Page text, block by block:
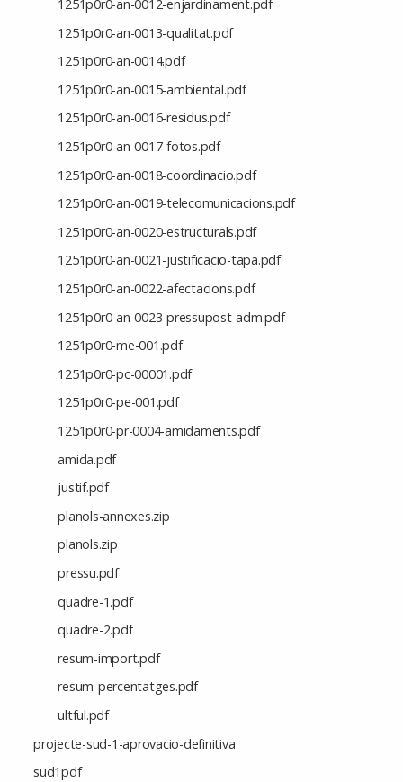
1251p0r0-an-0012-enjardinament.pdf
1251p0r0-an-0013-qualitat.pdf
1251p0r0-an-0014.pdf
1251p0r0-an-0015-ambiental.pdf
1251p0r0-an-0016-residus.pdf
1251p0r0-an-0017-fotos.pdf
1251p0r0-an-0018-coordinacio.pdf
1251p0r0-an-0019-telecomunicacions.pdf
1251p0r0-an-0020-estructurals.pdf
1251p0r0-an-0021-justificacio-tapa.pdf
1251p0r0-an-0022-afectacions.pdf
1251p0r0-an-0023-pressupost-adm.pdf
1251p0r0-me-001.pdf
1251p0r0-pc-00001.pdf
1251p0r0-pe-001.pdf
1251p0r0-pr-0004-amidaments.pdf
amida.pdf
justif.pdf
planols-annexes.zip
planols.zip
pressu.pdf
quadre-1.pdf
quadre-2.pdf
resum-import.pdf
resum-percentatges.pdf
ultful.pdf
projecte-sud-1-aprovacio-definitiva
sud1pdf